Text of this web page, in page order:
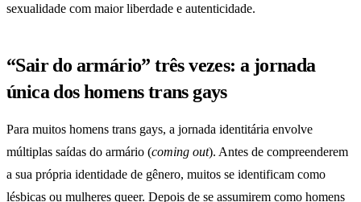
sexualidade com maior liberdade e autenticidade.
“Sair do armário” três vezes: a jornada
única dos homens trans gays
Para muitos homens trans gays, a jornada identitária envolve
múltiplas saídas do armário (coming out). Antes de compreenderem
a sua própria identidade de gênero, muitos se identificam como
lésbicas ou mulheres queer. Depois de se assumirem como homens